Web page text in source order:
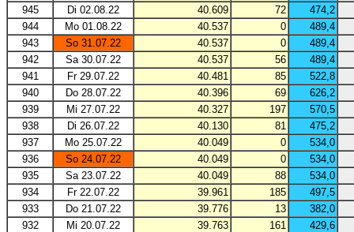
945
Di 02.08.22 40.609 72
474,2
944
Mo 01.08.22 40.537 0
489,4
943
So 31.07.22 40.537 0
489,4
942
Sa 30.07.22 40.537 56
489,4
941
Fr 29.07.22 40.481 85
522,8
940
Do 28.07.22 40.396 69
626,2
939
Mi 27.07.22 40.327 197
570,5
938
Di 26.07.22 40.130 81
475,2
937
Mo 25.07.22 40.049 0
534,0
936
So 24.07.22 40.049 0
534,0
935
Sa 23.07.22 40.049 88
534,0
934
Fr 22.07.22 39.961 185
497,5
933
Do 21.07.22 39.776 13
382,0
932
Mi 20.07.22 39.763 161
429,6